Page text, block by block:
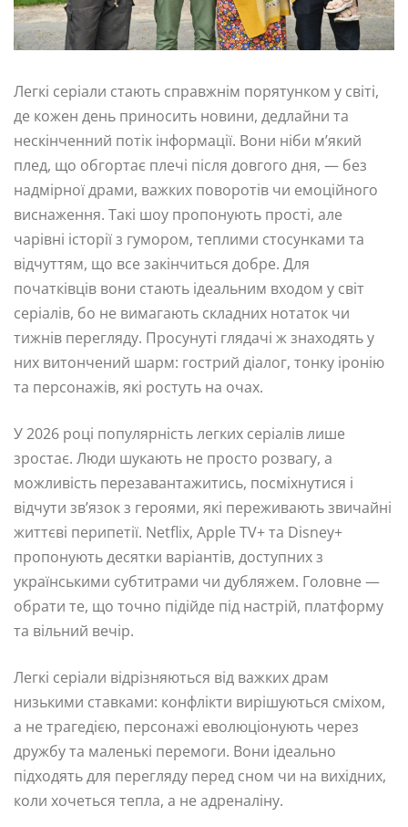
Легкі серіали стають справжнім порятунком у світі,
де кожен день приносить новини, дедлайни та
нескінченний потік інформації. Вони ніби м’який
плед, що обгортає плечі після довгого дня, — без
надмірної драми, важких поворотів чи емоційного
виснаження. Такі шоу пропонують прості, але
чарівні історії з гумором, теплими стосунками та
відчуттям, що все закінчиться добре. Для
початківців вони стають ідеальним входом у світ
серіалів, бо не вимагають складних нотаток чи
тижнів перегляду. Просунуті глядачі ж знаходять у
них витончений шарм: гострий діалог, тонку іронію
та персонажів, які ростуть на очах.
У 2026 році популярність легких серіалів лише
зростає. Люди шукають не просто розвагу, а
можливість перезавантажитись, посміхнутися і
відчути зв’язок з героями, які переживають звичайні
життєві перипетії. Netflix, Apple TV+ та Disney+
пропонують десятки варіантів, доступних з
українськими субтитрами чи дубляжем. Головне —
обрати те, що точно підійде під настрій, платформу
та вільний вечір.
Легкі серіали відрізняються від важких драм
низькими ставками: конфлікти вирішуються сміхом,
а не трагедією, персонажі еволюціонують через
дружбу та маленькі перемоги. Вони ідеально
підходять для перегляду перед сном чи на вихідних,
коли хочеться тепла, а не адреналіну.